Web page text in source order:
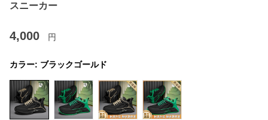
スニーカー
4,000 円
カラー: ブラックゴールド